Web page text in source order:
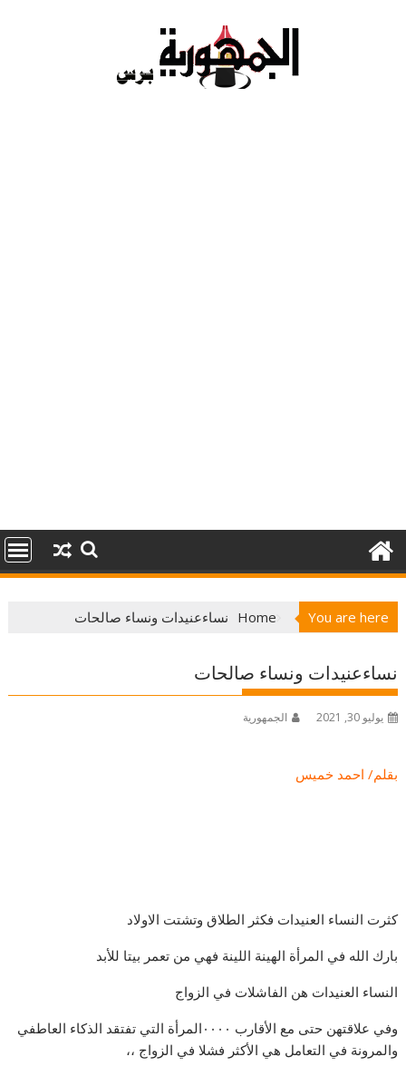
You are here
Home نساءعنيدات ونساء صالحات
نساءعنيدات ونساء صالحات
يوليو 30, 2021 الجمهورية
بقلم/ احمد خميس
كثرت النساء العنيدات فكثر الطلاق وتشتت الاولاد
بارك الله في المرأة الهينة اللينة فهي من تعمر بيتا للأبد
النساء العنيدات هن الفاشلات في الزواج
وفي علاقتهن حتى مع الأقارب ٠٠٠٠المرأة التي تفتقد الذكاء العاطفي
والمرونة في التعامل هي الأكثر فشلا في الزواج ،،